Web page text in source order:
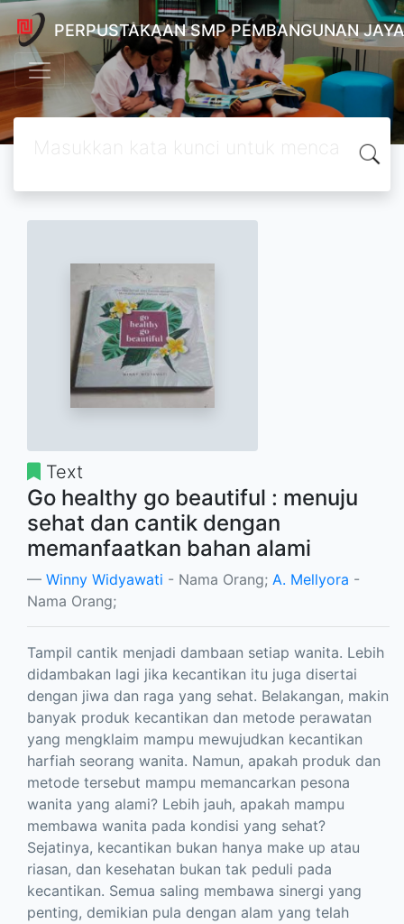
PERPUSTAKAAN SMP PEMBANGUNAN
Text
Go healthy go beautiful : menuju
sehat dan cantik dengan
memanfaatkan bahan alami
Winny Widyawati - Nama Orang; A. Mellyora -
Nama Orang;
Tampil cantik menjadi dambaan setiap wanita. Lebih
didambakan lagi jika kecantikan itu juga disertai
dengan jiwa dan raga yang sehat. Belakangan, makin
banyak produk kecantikan dan metode perawatan
yang mengklaim mampu mewujudkan kecantikan
harfiah seorang wanita. Namun, apakah produk dan
metode tersebut mampu memancarkan pesona
wanita yang alami? Lebih jauh, apakah mampu
membawa wanita pada kondisi yang sehat?
Sejatinya, kecantikan bukan hanya make up atau
riasan, dan kesehatan bukan tak peduli pada
kecantikan. Semua saling membawa sinergi yang
penting, demikian pula dengan alam yang telah